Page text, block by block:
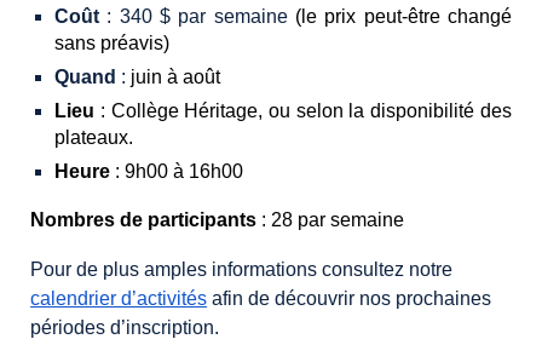
Coût : 340$ par semaine (le prix peut-être changé
sans préavis)
Quand : juinà août
Lieu : Collège Héritage, ou selon la disponibilité des
plateaux.
Heure : 9h00 à 16h00
Nombres de participants : 28 par semaine
Pour de plus amples informations consultez notre
calendrier d’activités afin de découvrir nos prochaines
périodes d’inscription.